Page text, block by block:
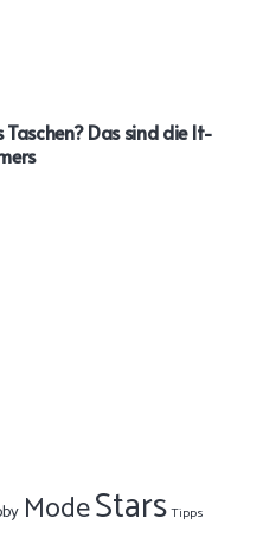
Taschen? Das sind die It-
ModeStars Tipps